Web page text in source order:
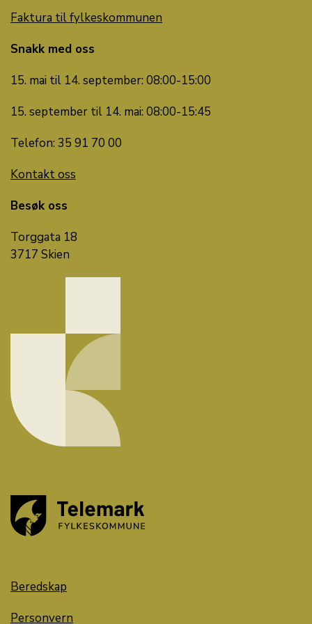
Faktura til fylkeskommunen
Snakk med oss
15. mai til 14. september: 08:00-15:00
15. september til 14. mai: 08:00-15:45
Telefon: 35 91 70 00
Kontakt oss
Besøk oss
Torggata 18
3717 Skien
Beredskap
Personvern